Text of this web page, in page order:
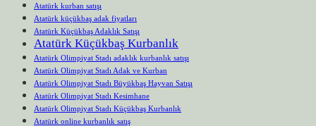
Atatürk kurban satışı
Atatürk küçükbaş adak fiyatları
Atatürk Küçükbaş Adaklık Satışı
Atatürk Küçükbaş Kurbanlık
Atatürk Olimpiyat Stadı adaklık kurbanlık satışı
Atatürk Olimpiyat Stadı Adak ve Kurban
Atatürk Olimpiyat Stadı Büyükbaş Hayvan Satışı
Atatürk Olimpiyat Stadı Kesimhane
Atatürk Olimpiyat Stadı Küçükbaş Kurbanlık
Atatürk online kurbanlık satış